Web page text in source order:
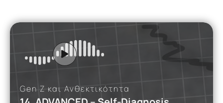
JOURNO DIARIES
Αυτό το podcast εξερευνά τη συνειδητότητα
(mindfulness) ως εργαλείο αυτοφροντίδας σε
έναν κόσμο γεμάτο συνεχή ερεθίσματα.
Read
more
Gen Z και Ανθεκτικότητα